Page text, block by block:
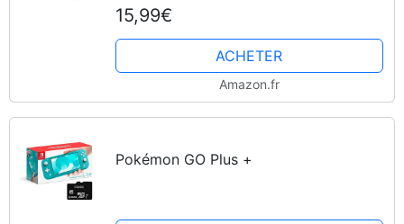
15,99€
ACHETER
Amazon.fr
Pokémon GO Plus +